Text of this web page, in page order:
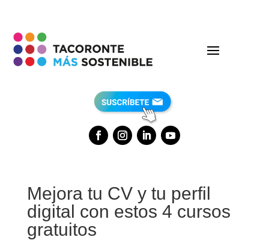
Mejora tu CV y tu perfil
digital con estos 4 cursos
gratuitos